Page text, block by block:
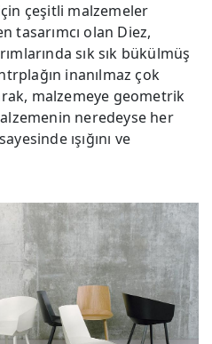
çeşitli malzemeler
tasarımcı olan Diez,
sık sık bükülmüş
inanılmaz çok
malzemeye geometrik
neredeyse her
ışığını ve